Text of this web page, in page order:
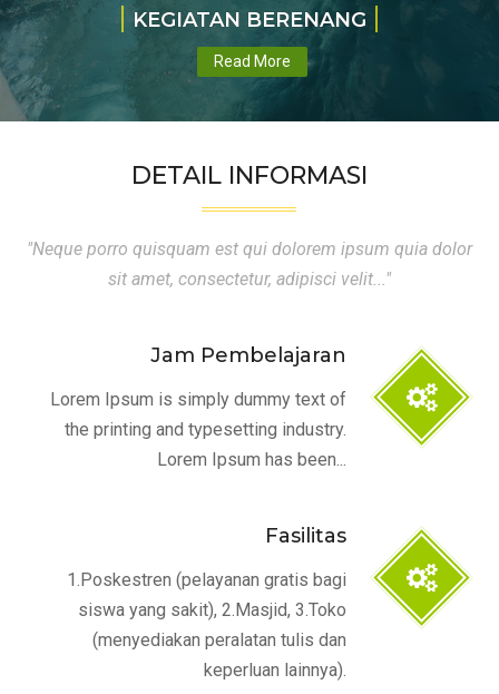
KEGIATAN BERENANG
Read More
DETAIL INFORMASI
"Neque porro quisquam est qui dolorem ipsum quia dolor
sit amet, consectetur, adipisci velit..."
Jam Pembelajaran
Lorem Ipsum is simply dummy text of
the printing and typesetting industry.
Lorem Ipsum has been...
Fasilitas
1.Poskestren (pelayanan gratis bagi
siswa yang sakit), 2.Masjid, 3.Toko
(menyediakan peralatan tulis dan
keperluan lainnya).